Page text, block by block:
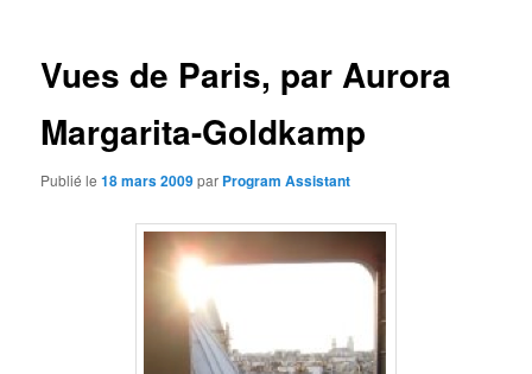
Vues de Paris, par Aurora
Margarita-Goldkamp
Publié le18 mars 2009par Program Assistant